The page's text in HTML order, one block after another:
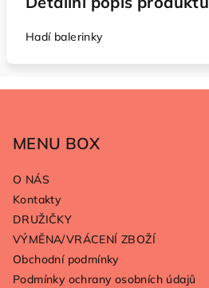
Hadí balerinky
MENU BOX
O NÁS
Kontakty
DRUŽIČKY
VÝMĚNA/VRÁCENÍ ZBOŽÍ
Obchodní podmínky
Podmínky ochrany osobních údajů